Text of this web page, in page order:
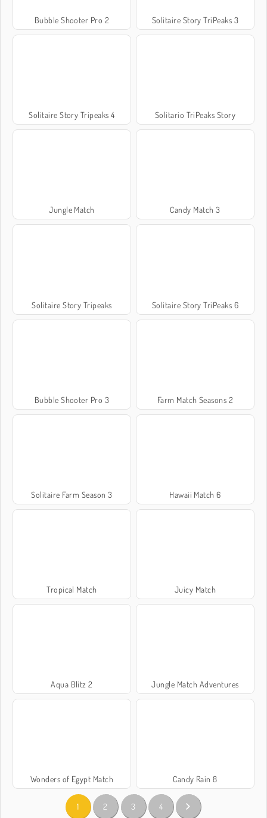
Bubble Shooter Pro 2 Solitaire Story TriPeaks 3
Solitaire Story Tripeaks 4 Solitario TriPeaks Story
Jungle Match Candy Match 3
Solitaire Story Tripeaks Solitaire Story TriPeaks 6
Bubble Shooter Pro 3 Farm Match Seasons 2
Solitaire Farm Season 3 Hawaii Match 6
Tropical Match Juicy Match
Aqua Blitz 2 Jungle Match Adventures
Wonders of Egypt Match Candy Rain 8
1 2 3 4